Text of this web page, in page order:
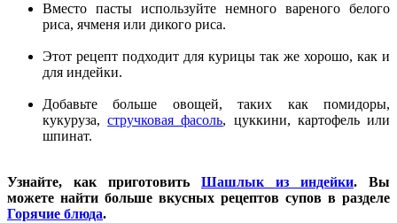
Вместо пасты используйте немного вареного белого
риса, ячменя или дикого риса.
Этот рецепт подходит для курицы так же хорошо, как и
для индейки.
Добавьте больше овощей, таких как помидоры,
кукуруза,стручковая фасоль, цуккини, картофель или
шпинат.
Узнайте, как приготовить Шашлык из индейки. Вы
можете найти больше вкусных рецептов супов в разделе
Горячие блюда.